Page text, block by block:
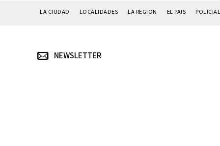
LA CIUDAD LOCALIDADES LA REGION EL PAIS
NEWSLETTER